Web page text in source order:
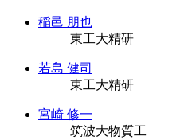
稲邑 朋也
東工大精研
若島 健司
東工大精研
宮崎 修一
筑波大物質工